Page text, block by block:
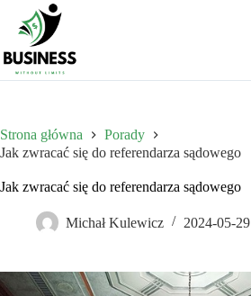
Przejdź
treści
Strona główna
Porady
Jak zwracać się do referendarza sądowego
Jak zwracać się do referendarza sądowego
Michał Kulewicz 2024-05-29